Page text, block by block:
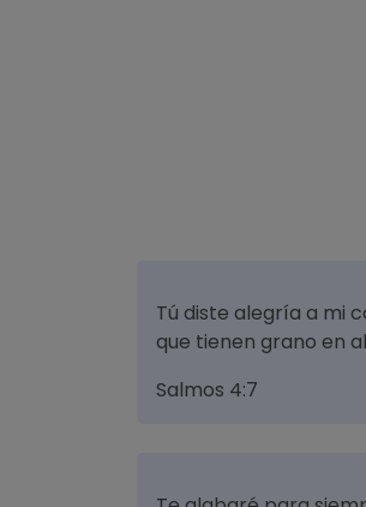
Tú diste alegría a mi
que tienen grano en
Salmos 4:7